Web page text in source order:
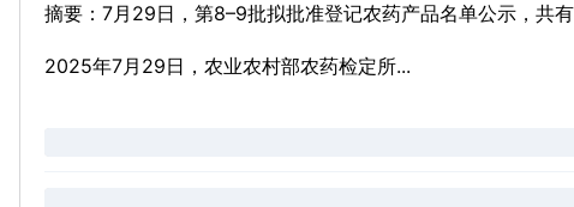
摘要：7月29日，第8–9批拟批准登记农药产品名单公示，共
2025年7月29日，农业农村部农药检定所...